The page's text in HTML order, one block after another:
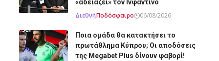
«αδειάζει» τον Ινφαντίνο
ΔιεθνήΠοδόσφαιρο 06/08/2026
Ποια ομάδα θα κατακτήσει το
πρωτάθλημα Κύπρου; Οι αποδόσεις
της Megabet Plus δίνουν φαβορί!